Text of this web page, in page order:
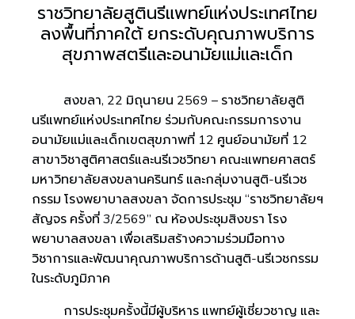
ราชวิทยาลัยสูตินรีแพทย์แห่งประเทศไทย
ลงพื้นที่ภาคใต้ ยกระดับคุณภาพบริการ
สุขภาพสตรีและอนามัยแม่และเด็ก
สงขลา, 22 มิถุนายน 2569 – ราชวิทยาลัยสูติ
นรีแพทย์แห่งประเทศไทย ร่วมกับคณะกรรมการงาน
อนามัยแม่และเด็กเขตสุขภาพที่ 12 ศูนย์อนามัยที่ 12
สาขาวิชาสูติศาสตร์และนรีเวชวิทยา คณะแพทยศาสตร์
มหาวิทยาลัยสงขลานครินทร์ และกลุ่มงานสูติ-นรีเวช
กรรม โรงพยาบาลสงขลา จัดการประชุม “ราชวิทยาลัยฯ
สัญจร ครั้งที่ 3/2569” ณ ห้องประชุมสิงขรา โรง
พยาบาลสงขลา เพื่อเสริมสร้างความร่วมมือทาง
วิชาการและพัฒนาคุณภาพบริการด้านสูติ-นรีเวชกรรม
ในระดับภูมิภาค
การประชุมครั้งนี้มีผู้บริหาร แพทย์ผู้เชี่ยวชาญ และ